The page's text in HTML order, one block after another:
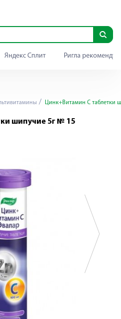
Яндекс Сплит Ригла
Цинк+Витамин С таблетки
шипучие 5г № 15